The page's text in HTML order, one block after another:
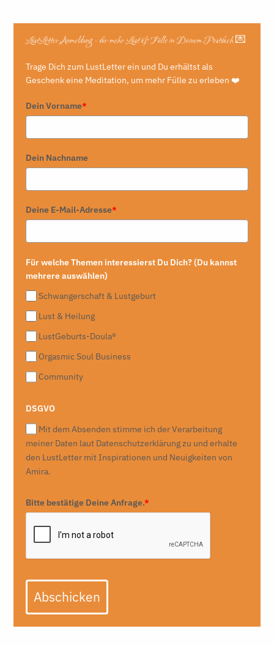
LustLetter Anmeldung - für mehr Lust & Fülle in Deinem Postfach 💌
Trage Dich zum LustLetter ein und Du erhältst als
Geschenk eine Meditation, um mehr Fülle zu erleben ❤️
Dein Vorname*
Dein Nachname
Deine E-Mail-Adresse*
Für welche Themen interessierst Du Dich? (Du kannst
mehrere auswählen)
Schwangerschaft & Lustgeburt
Lust & Heilung
LustGeburts-Doula®
Orgasmic Soul Business
Community
DSGVO
Mit dem Absenden stimme ich der Verarbeitung
meiner Daten laut Datenschutzerklärung zu und erhalte
den LustLetter mit Inspirationen und Neuigkeiten von
Amira.
Bitte bestätige Deine Anfrage.*
Abschicken